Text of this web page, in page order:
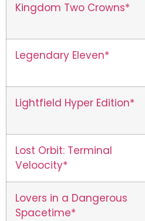
Kingdom Two Crowns*
Legendary Eleven*
Lightfield Hyper Edition*
Lost Orbit: Terminal
Veloocity*
Lovers in a Dangerous
Spacetime*